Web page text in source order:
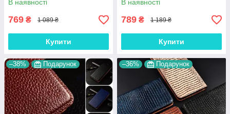
"GOLDAX"
В наявності
769 ₴ 1 089 ₴
Купити
"COUTURE"
В наявності
789 ₴ 1 189 ₴
Купити
–38% Подарунок –36% Подарунок